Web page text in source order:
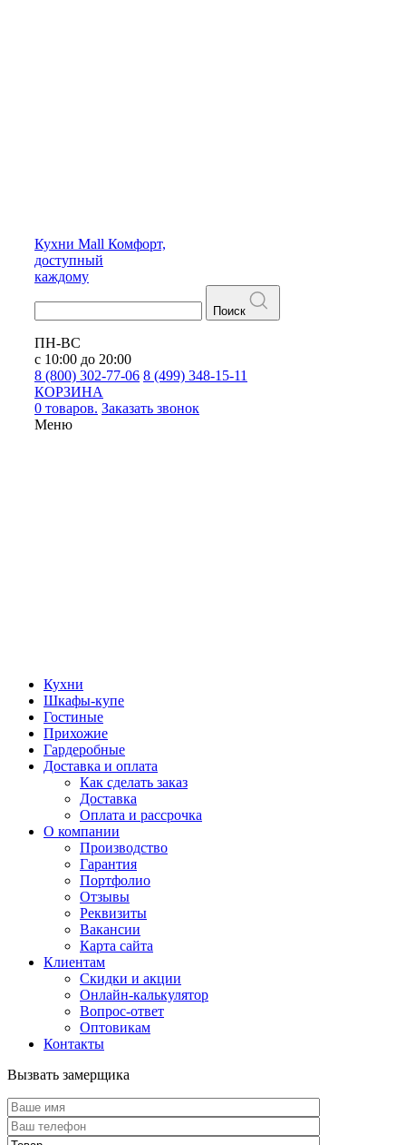
Кухни Mall Комфорт,
доступный
каждому
Поиск
ПН-ВС
с 10:00 до 20:00
8 (800) 302-77-06 8 (499) 348-15-11
КОРЗИНА
0 товаров. Заказать звонок
Меню
Кухни
Шкафы-купе
Гостиные
Прихожие
Гардеробные
Доставка и оплата
Как сделать заказ
Доставка
Оплата и рассрочка
О компании
Производство
Гарантия
Портфолио
Отзывы
Реквизиты
Вакансии
Карта сайта
Клиентам
Скидки и акции
Онлайн-калькулятор
Вопрос-ответ
Оптовикам
Контакты
Вызвать замерщика